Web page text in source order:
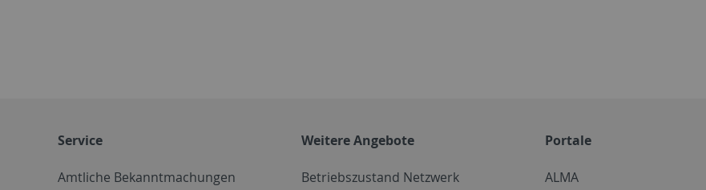
Service
Amtliche Bekanntmachungen
Weitere Angebote
Betriebszustand Netzwerk
Portale
ALMA